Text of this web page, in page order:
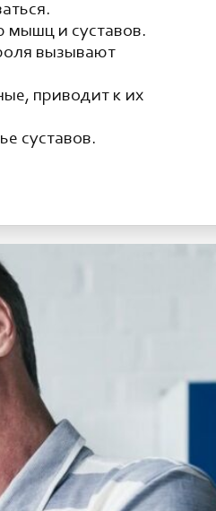
мышц и суставов.
вызывают
приводит к их
суставов.